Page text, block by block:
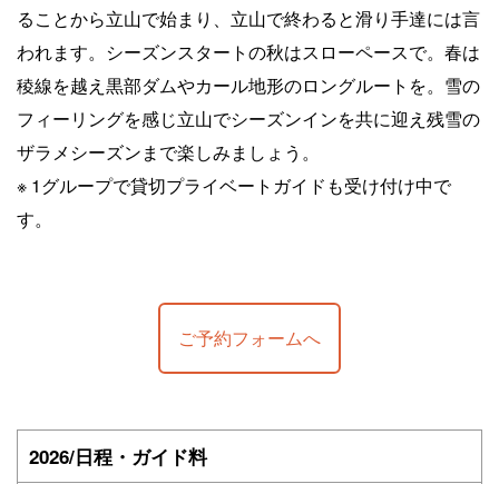
ることから立山で始まり、立山で終わると滑り手達には言
われます。シーズンスタートの秋はスローペースで。春は
稜線を越え黒部ダムやカール地形のロングルートを。雪の
フィーリングを感じ立山でシーズンインを共に迎え残雪の
ザラメシーズンまで楽しみましょう。
※ 1グループで貸切プライベートガイドも受け付け中で
す。
ご予約フォームへ
2026/日程・ガイド料